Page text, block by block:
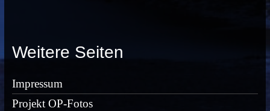
Weitere Seiten
Impressum
Projekt OP-Fotos